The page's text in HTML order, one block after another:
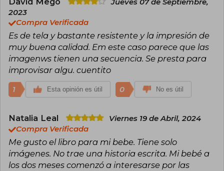
Jueves 07 de Septiembre,
2023
Compra Verificada
Es de tela y bastante resistente y la impresión de
muy buena calidad. Em este caso parece que las
imagenws tienen una secuencia. Se presta para
improvisar algu. cuentito
1 Esta opinión es útil 0 No es útil
Natalia Leal
Viernes 19 de Abril, 2024
Compra Verificada
Me gusto el libro para mi bebe. Tiene solo
imágenes. No trae una historia escrita. Mi bebé a
los dos meses comenzó a interesarse por las